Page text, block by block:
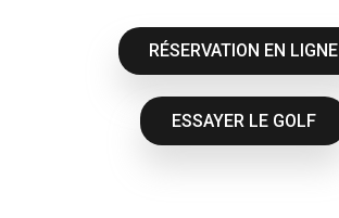
RÉSERVATION EN LIGNE
ESSAYER LE GOLF